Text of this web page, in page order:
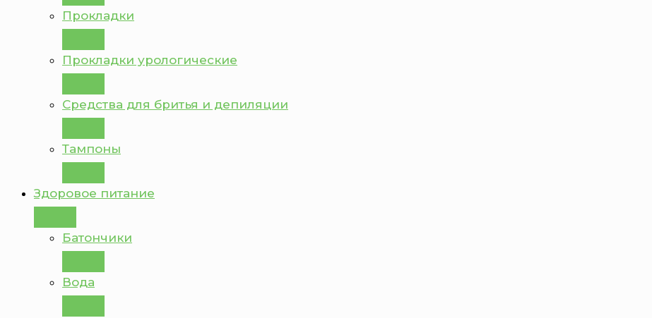
Прокладки
Прокладки урологические
Средства для бритья и депиляции
Тампоны
Здоровое питание
Батончики
Вода